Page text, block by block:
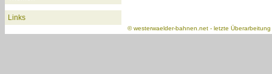
Links
©westerwaelder-bahnen.net - letzte